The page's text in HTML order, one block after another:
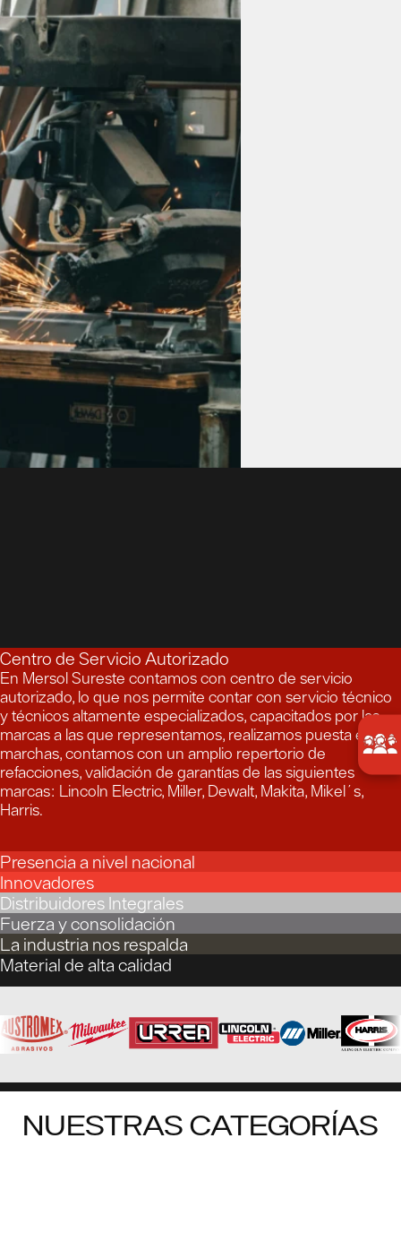
Centro de Servicio Autorizado
En Mersol Sureste contamos con centro de servicio
autorizado, lo que nos permite contar con servicio técnico
y técnicos altamente especializados, capacitados por las
marcas a las que representamos, realizamos puesta en
marchas, contamos con un amplio repertorio de
refacciones, validación de garantías de las siguientes
marcas: Lincoln Electric, Miller, Dewalt, Makita, Mikel´s,
Harris.
Presencia a nivel nacional
Innovadores
Distribuidores Integrales
Fuerza y consolidación
La industria nos respalda
Material de alta calidad
NUESTRAS CATEGORÍAS